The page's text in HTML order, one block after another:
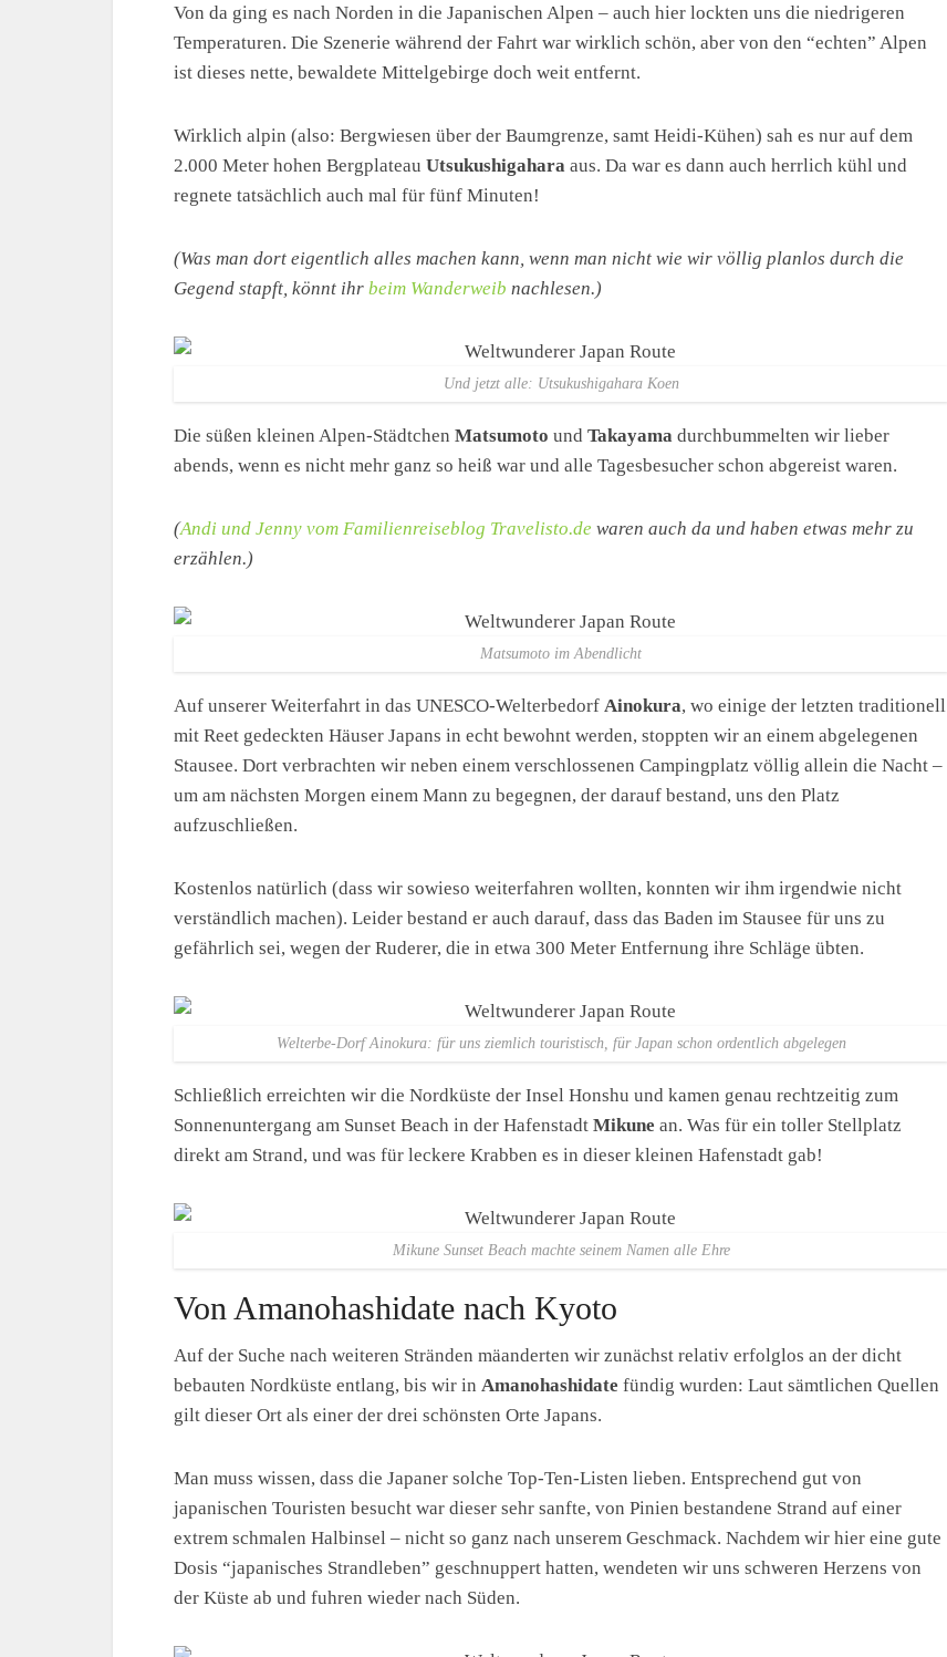
Von da ging es nach Norden in die Japanischen Alpen – auch hier lockten uns die niedrigeren
Temperaturen. Die Szenerie während der Fahrt war wirklich schön, aber von den “echten” Alpen
ist dieses nette, bewaldete Mittelgebirge doch weit entfernt.
Wirklich alpin (also: Bergwiesen über der Baumgrenze, samt Heidi-Kühen) sah es nur auf dem
2.000 Meter hohen Bergplateau Utsukushigahara aus. Da war es dann auch herrlich kühl und
regnete tatsächlich auch mal für fünf Minuten!
(Was man dort eigentlich alles machen kann, wenn man nicht wie wir völlig planlos durch die
Gegend stapft, könnt ihr beim Wanderweib nachlesen.)
Und jetzt alle: Utsukushigahara Koen
Die süßen kleinen Alpen-Städtchen Matsumoto und Takayama durchbummelten wir lieber
abends, wenn es nicht mehr ganz so heiß war und alle Tagesbesucher schon abgereist waren.
(Andi und Jenny vom Familienreiseblog Travelisto.de waren auch da und haben etwas mehr zu
erzählen.)
Matsumoto im Abendlicht
Auf unserer Weiterfahrt in das UNESCO-Welterbedorf Ainokura, wo einige der letzten traditionell
mit Reet gedeckten Häuser Japans in echt bewohnt werden, stoppten wir an einem abgelegenen
Stausee. Dort verbrachten wir neben einem verschlossenen Campingplatz völlig allein die Nacht –
um am nächsten Morgen einem Mann zu begegnen, der darauf bestand, uns den Platz
aufzuschließen.
Kostenlos natürlich (dass wir sowieso weiterfahren wollten, konnten wir ihm irgendwie nicht
verständlich machen). Leider bestand er auch darauf, dass das Baden im Stausee für uns zu
gefährlich sei, wegen der Ruderer, die in etwa 300 Meter Entfernung ihre Schläge übten.
Welterbe-Dorf Ainokura: für uns ziemlich touristisch, für Japan schon ordentlich abgelegen
Schließlich erreichten wir die Nordküste der Insel Honshu und kamen genau rechtzeitig zum
Sonnenuntergang am Sunset Beach in der Hafenstadt Mikune an. Was für ein toller Stellplatz
direkt am Strand, und was für leckere Krabben es in dieser kleinen Hafenstadt gab!
Mikune Sunset Beach machte seinem Namen alle Ehre
Von Amanohashidate nach Kyoto
Auf der Suche nach weiteren Stränden mäanderten wir zunächst relativ erfolglos an der dicht
bebauten Nordküste entlang, bis wir in Amanohashidate fündig wurden: Laut sämtlichen Quellen
gilt dieser Ort als einer der drei schönsten Orte Japans.
Man muss wissen, dass die Japaner solche Top-Ten-Listen lieben. Entsprechend gut von
japanischen Touristen besucht war dieser sehr sanfte, von Pinien bestandene Strand auf einer
extrem schmalen Halbinsel – nicht so ganz nach unserem Geschmack. Nachdem wir hier eine gute
Dosis “japanisches Strandleben” geschnuppert hatten, wendeten wir uns schweren Herzens von
der Küste ab und fuhren wieder nach Süden.